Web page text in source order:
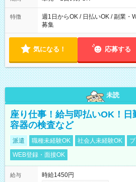
特徴
週1日からOK / 日払いOK / 副業・
募集
気になる！ 応募する
未読
座り仕事！給与即払いOK！日
容器の検査など
派遣 職種未経験OK 社会人未経験OK
WEB登録・面接OK
給与
時給1450円